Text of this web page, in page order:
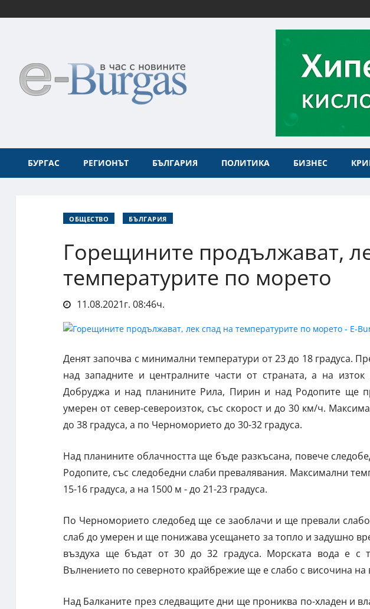
БУРГАС РЕГИОНЪТ БЪЛГАРИЯ ПОЛИТИКА БИЗНЕС
ОБЩЕСТВО БЪЛГАРИЯ
Горещините продължават,
температурите по морето
11.08.2021г. 08:46ч.
Денят започва с минимални температури от 23 до 18 градуса.
над западните и централните части от страната, а на
Добруджа и над планините Рила, Пирин и над Родопите ще
умерен от север-североизток, със скорост и до 30 км/ч.
до 38 градуса, а по Черноморието до 30-32 градуса.
Над планините облачността ще бъде разкъсана, повече
Родопите, със следобедни слаби превалявания. Максимални
15-16 градуса, а на 1500 м - до 21-23 градуса.
По Черноморието следобед ще се заоблачи и ще превали
слаб до умерен и ще понижава усещането за топло и задушно
въздуха ще бъдат от 30 до 32 градуса. Морската вода е с
Вълнението по северното крайбрежие ще е слабо с височина
Над Балканите през следващите дни ще прониква по-хладен и